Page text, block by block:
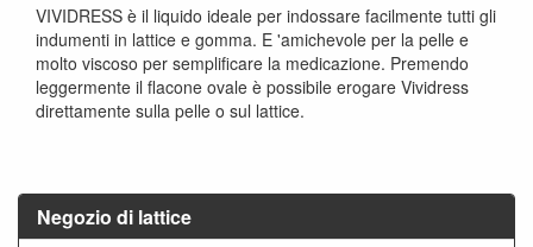
Negozio di lattice
VIVIDRESS è il liquido ideale per indossare facilmente tutti gli
indumenti in lattice e gomma. E 'amichevole per la pelle e
molto viscoso per semplificare la medicazione. Premendo
leggermente il flacone ovale è possibile erogare Vividress
direttamente sulla pelle o sul lattice.